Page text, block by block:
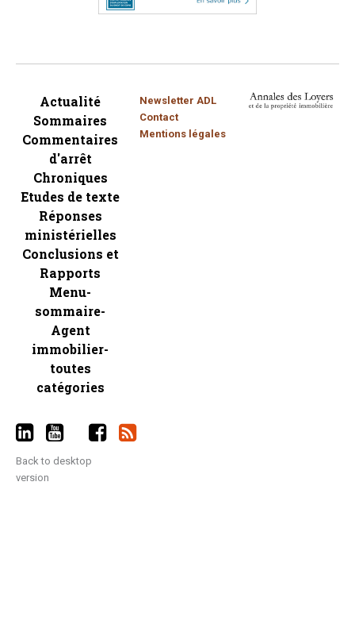
Actualité
Sommaires
Commentaires
d'arrêt
Chroniques
Etudes de texte
Réponses
ministérielles
Conclusions et
Rapports
Menu-
sommaire-
Agent
immobilier-
toutes
catégories
Newsletter ADL
Contact
Mentions légales
Back to desktop
version